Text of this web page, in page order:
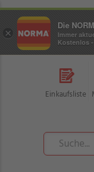
Einkaufsliste
×
Die
Immer
Kostenlos